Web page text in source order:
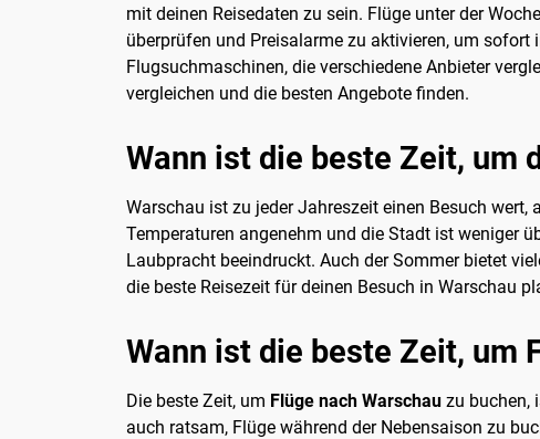
mit deinen Reisedaten zu sein. Flüge unter der
überprüfen und Preisalarme zu aktivieren, um
Flugsuchmaschinen, die verschiedene Anbieter
vergleichen und die besten Angebote finden.
Wann ist die beste Zeit, um
Warschau ist zu jeder Jahreszeit einen Besuch
Temperaturen angenehm und die Stadt ist weniger
Laubpracht beeindruckt. Auch der Sommer bietet
die beste Reisezeit für deinen Besuch in Warschau
Wann ist die beste Zeit, um
Die beste Zeit, um Flüge nach Warschau zu buchen,
auch ratsam, Flüge während der Nebensaison zu